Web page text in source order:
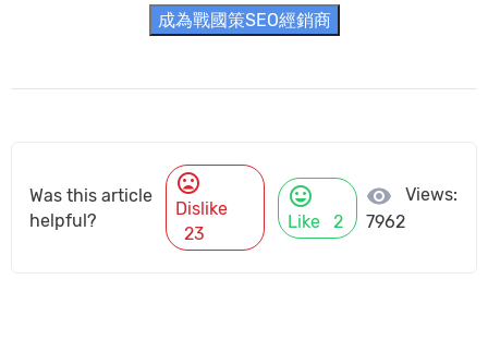
Was this article
helpful?
mood_bad
Dislike
23
mood
Like 2
visibility
Views:
7962